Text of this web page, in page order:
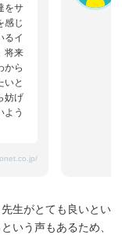
をサ
感じ
るイ
将来
から
いと
妨げ
よう
生がとても良いとい
いう声もあるため、